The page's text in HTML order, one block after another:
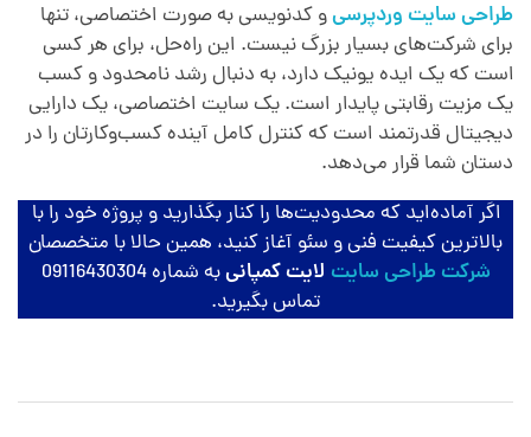
طراحی سایت وردپرسیو کدنویسی به صورت اختصاصی، تنها
برای شرکت‌های بسیار بزرگ نیست. این راه‌حل، برای هر کسی
است که یک ایده یونیک دارد، به دنبال رشد نامحدود و کسب
یک مزیت رقابتی پایدار است. یک سایت اختصاصی، یک دارایی
دیجیتال قدرتمند است که کنترل کامل آینده کسب‌وکارتان را در
دستان شما قرار می‌دهد.
اگر آماده‌اید که محدودیت‌ها را کنار بگذارید و پروژه‌ خود را با
بالاترین کیفیت فنی و سئو آغاز کنید، همین حالا با متخصصان
شرکت طراحی سایت لایت کمپانی
به شماره 09116430304
تماس بگیرید.